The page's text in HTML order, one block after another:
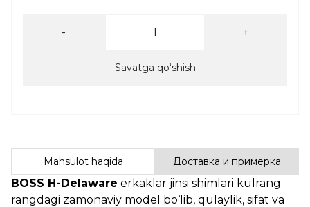
- +
Savatga qoʻshish
Mahsulot haqida Доставка и примерка
BOSS H-Delaware erkaklar jinsi shimlari kulrang
rangdagi zamonaviy model bo‘lib, qulaylik, sifat va